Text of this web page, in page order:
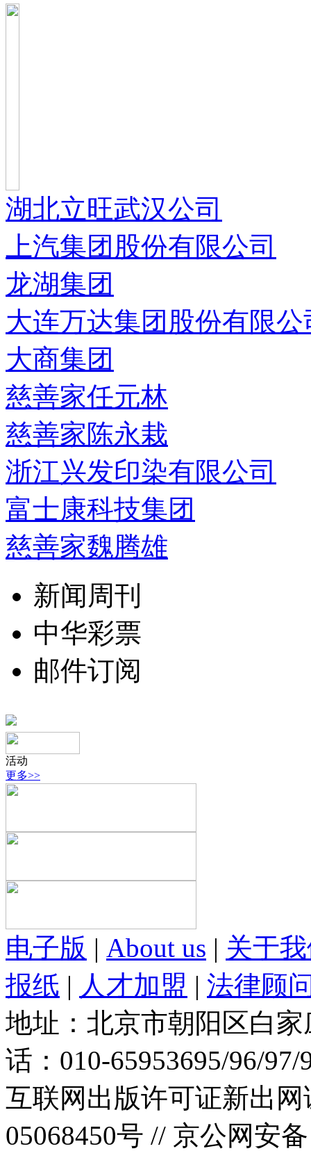
湖北立旺武汉公司
上汽集团股份有限公司
龙湖集团
大连万达集团股份有限公
大商集团
慈善家任元林
慈善家陈永栽
浙江兴发印染有限公司
富士康科技集团
慈善家魏腾雄
新闻周刊
中华彩票
邮件订阅
活动
更多>>
电子版 | About us | 关于
报纸 | 人才加盟 | 法律顾
地址：北京市朝阳区白
话：010-65953695/96/
互联网出版许可证新出
05068450号 // 京公网安